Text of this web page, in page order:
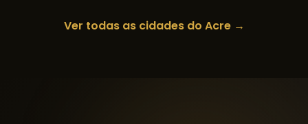
Ver todas as cidades do Acre→